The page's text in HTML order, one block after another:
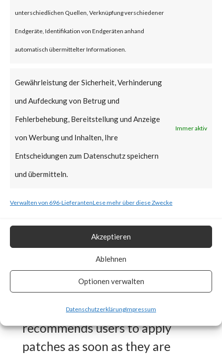
unterschiedlichen Quellen, Verknüpfung verschiedener
Endgeräte, Identifikation von Endgeräten anhand
automatisch übermittelter Informationen.
Gewährleistung der Sicherheit, Verhinderung
und Aufdeckung von Betrug und
Fehlerbehebung, Bereitstellung und Anzeige
von Werbung und Inhalten, Ihre
Entscheidungen zum Datenschutz speichern
und übermitteln.
Immer aktiv
Verwalten von 696-LieferantenLese mehr über diese Zwecke
Akzeptieren
Ablehnen
Optionen verwalten
DatenschutzerklärungImpressum
together, exploiting these
vulnerabilities when chained
together may allow attackers to
for authentication on the
compromised system. Both
vulnerabilities have been added
to CISA’s Known Exploited
Vulnerabilities (KEV) catalog.
no patch available; Ivanti has
released workarounds as the
two new vulnerabilities are
actively being exploited in the
wild. FortiGuard Labs strongly
recommends users to apply
patches as soon as they are